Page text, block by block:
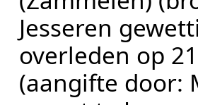
Jesseren
overleden op
(aangifte door: